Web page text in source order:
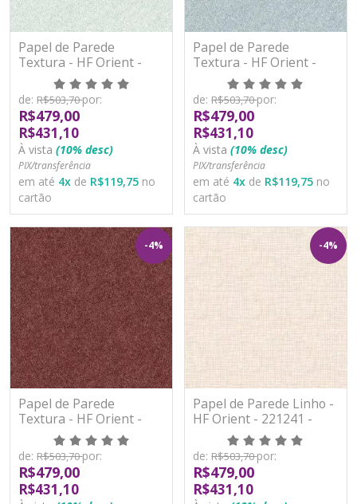
Papel de Parede
Textura - HF Orient -
221235 - Vinílico - TNT
de: R$503,70por:
R$479,00
R$431,10
À vista (10% desc)
PIX/transferência
em até 4x de R$119,75 no
cartão
Papel de Parede
Textura - HF Orient -
221236 - Vinílico - TNT
de: R$503,70por:
R$479,00
R$431,10
À vista (10% desc)
PIX/transferência
em até 4x de R$119,75 no
cartão
-4%
Papel de Parede
Textura - HF Orient -
221238 - Vinílico - TNT
de: R$503,70por:
R$479,00
R$431,10
-4%
Papel de Parede Linho -
HF Orient - 221241 -
Vinílico - TNT
de: R$503,70por:
R$479,00
R$431,10